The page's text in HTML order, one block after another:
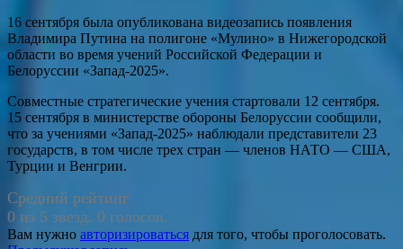
16 сентября была опубликована видеозапись появления
Владимира Путина на полигоне «Мулино» в Нижегородской
области во время учений Российской Федерации и
Белоруссии «Запад-2025».
Совместные стратегические учения стартовали 12 сентября.
15 сентября в министерстве обороны Белоруссии сообщили,
что за учениями «Запад-2025» наблюдали представители 23
государств, в том числе трех стран — членов НАТО — США,
Турции и Венгрии.
Средний рейтинг
0 из 5 звезд. 0 голосов.
Вам нужно авторизироваться для того, чтобы проголосовать.